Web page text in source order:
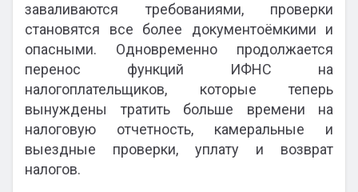
заваливаются требованиями, проверки
становятся все более документоёмкими и
опасными. Одновременно продолжается
перенос функций ИФНС на
налогоплательщиков, которые теперь
вынуждены тратить больше времени на
налоговую отчетность, камеральные и
выездные проверки, уплату и возврат
налогов.